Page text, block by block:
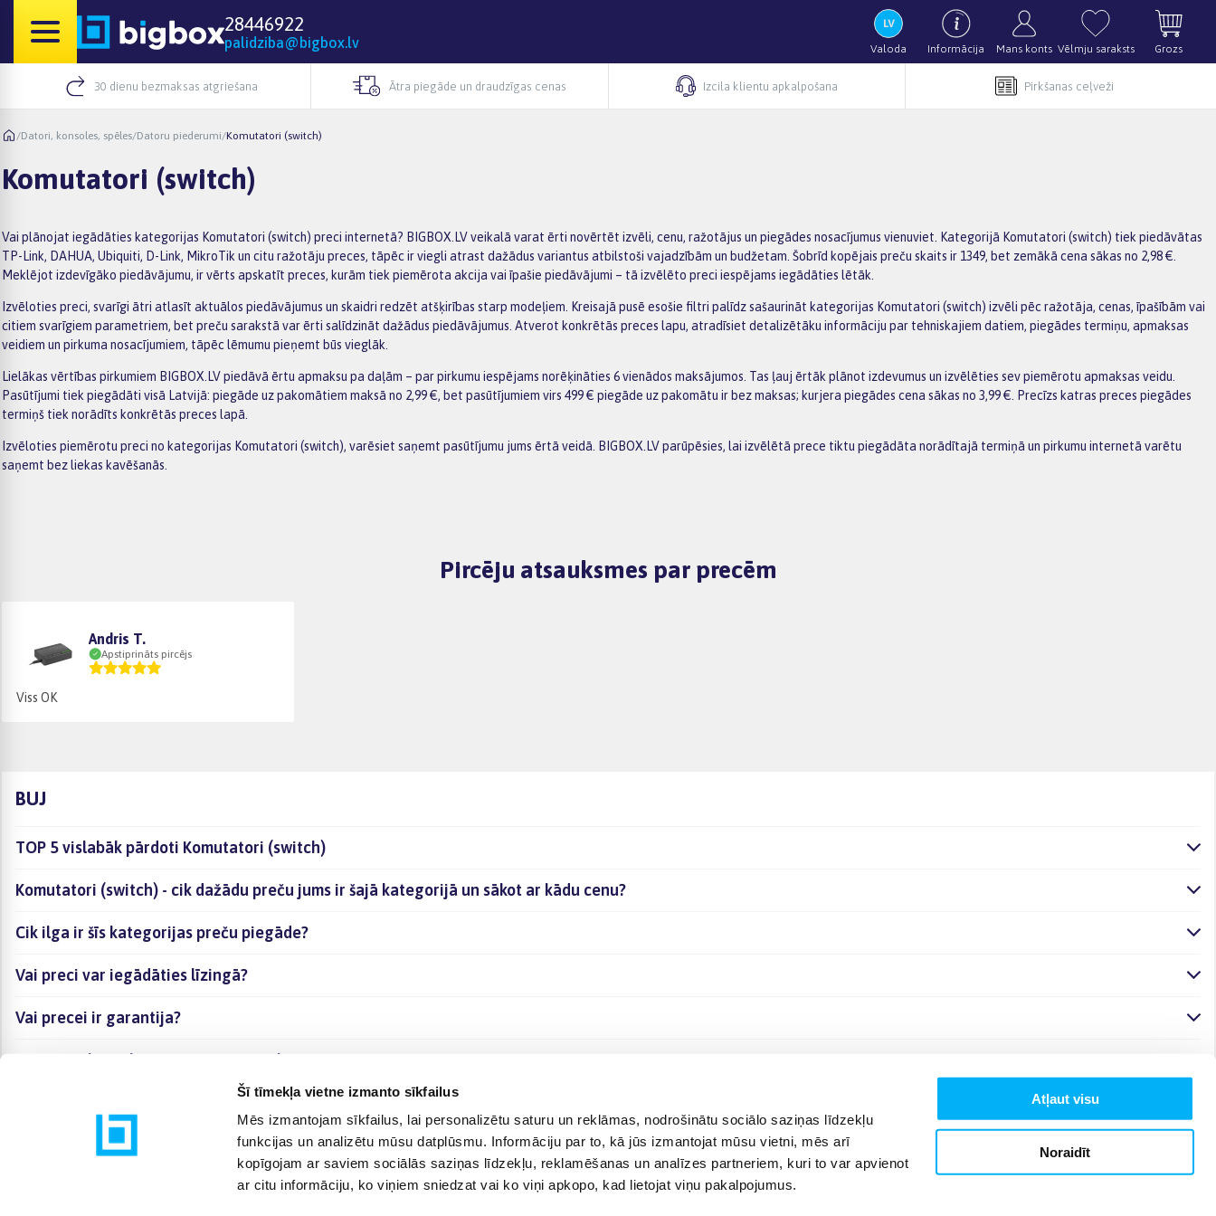
Šī tīmekļa vietne izmanto sīkfailus
Mēs izmantojam sīkfailus, lai personalizētu saturu un reklāmas, nodrošinātu sociālo saziņas līdzekļu
funkcijas un analizētu mūsu datplūsmu. Informāciju par to, kā jūs izmantojat mūsu vietni, mēs arī
kopīgojam ar saviem sociālās saziņas līdzekļu, reklamēšanas un analīzes partneriem, kuri to var apvienot
ar citu informāciju, ko viņiem sniedzat vai ko viņi apkopo, kad lietojat viņu pakalpojumus.
Atļaut visu
Noraidīt
28446922
palidziba@bigbox.lv Valoda Informācija Mans konts Vēlmju saraksts Grozs
30 dienu bezmaksas atgriešana Ātra piegāde un draudzīgas cenas Izcila klientu apkalpošana Pirkšanas ceļveži
/Datori, konsoles, spēles/Datoru piederumi/Komutatori (switch)
Komutatori (switch)
Vai plānojat iegādāties kategorijas Komutatori (switch) preci internetā? BIGBOX.LV veikalā varat ērti novērtēt izvēli, cenu, ražotājus un piegādes nosacījumus vienuviet. Kategorijā Komutatori (switch) tiek piedāvātas
TP-Link, DAHUA, Ubiquiti, D-Link, MikroTik un citu ražotāju preces, tāpēc ir viegli atrast dažādus variantus atbilstoši vajadzībām un budžetam. Šobrīd kopējais preču skaits ir 1349, bet zemākā cena sākas no 2,98 €.
Meklējot izdevīgāko piedāvājumu, ir vērts apskatīt preces, kurām tiek piemērota akcija vai īpašie piedāvājumi – tā izvēlēto preci iespējams iegādāties lētāk.
Izvēloties preci, svarīgi ātri atlasīt aktuālos piedāvājumus un skaidri redzēt atšķirības starp modeļiem. Kreisajā pusē esošie filtri palīdz sašaurināt kategorijas Komutatori (switch) izvēli pēc ražotāja, cenas, īpašībām vai
citiem svarīgiem parametriem, bet preču sarakstā var ērti salīdzināt dažādus piedāvājumus. Atverot konkrētās preces lapu, atradīsiet detalizētāku informāciju par tehniskajiem datiem, piegādes termiņu, apmaksas
veidiem un pirkuma nosacījumiem, tāpēc lēmumu pieņemt būs vieglāk.
Lielākas vērtības pirkumiem BIGBOX.LV piedāvā ērtu apmaksu pa daļām – par pirkumu iespējams norēķināties 6 vienādos maksājumos. Tas ļauj ērtāk plānot izdevumus un izvēlēties sev piemērotu apmaksas veidu.
Pasūtījumi tiek piegādāti visā Latvijā: piegāde uz pakomātiem maksā no 2,99 €, bet pasūtījumiem virs 499 € piegāde uz pakomātu ir bez maksas; kurjera piegādes cena sākas no 3,99 €. Precīzs katras preces piegādes
termiņš tiek norādīts konkrētās preces lapā.
Izvēloties piemērotu preci no kategorijas Komutatori (switch), varēsiet saņemt pasūtījumu jums ērtā veidā. BIGBOX.LV parūpēsies, lai izvēlētā prece tiktu piegādāta norādītajā termiņā un pirkumu internetā varētu
saņemt bez liekas kavēšanās.
Pircēju atsauksmes par precēm
Andris T.
Apstiprināts pircējs
Viss OK
BUJ
TOP 5 vislabāk pārdoti Komutatori (switch)
Komutatori (switch) - cik dažādu preču jums ir šajā kategorijā un sākot ar kādu cenu?
Cik ilga ir šīs kategorijas preču piegāde?
Vai preci var iegādāties līzingā?
Vai precei ir garantija?
Kā visērtāk izvēlēties sev piemērotāko preci?